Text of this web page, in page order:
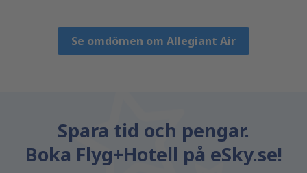
Se omdömen om Allegiant Air
Spara tid och pengar.
Boka Flyg+Hotell på eSky.se!